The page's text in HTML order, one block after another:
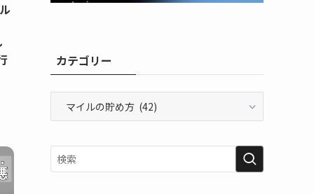
カテゴリー
リ
ー